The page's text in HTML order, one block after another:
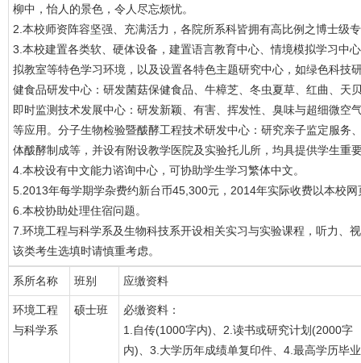
柳中，怡人的景色，令人尽忘烦忧。
2.本校师资阵容坚强、充满活力，各院所系科皆拥有高比例之博士级
3.本校建置各类软、硬体设备，建置语言教育中心、情境模拟学习中
拟教室等特色学习环境，以及设置各特色主题研究中心，如绿色科技
健食品研发中心：研发菌菇保健食品、牛樟芝、冬虫夏草、红曲、天
即时监测技术发展中心：研发新颖、有害、挥发性、臭味与超细微空
等应用。分子生物检验暨酦酵工程技术研发中心：研究亲子监定服务
体酦酵制成等，并设有附设教学医院及实验托儿所，均具提供学生重
4.本校设有中文能力谘询中心，可协助学生学习繁体中文。
5.2013年每学期学杂费约新台币45,300元，2014年实际收费以本校网
6.本校协助处理住宿问题。
7.环境工程与科学系及生物科技系开设相关实习与实验课程，听力、
该类考生选填时请慎重考虑。
系所名称 班别 应缴资料
环境工程
与科学系
硕士班
必缴资料：
1.自传(1000字内)、2.读书或研究计划(2000字
内)、3.大学历年成绩单复印件、4.最高学历毕业